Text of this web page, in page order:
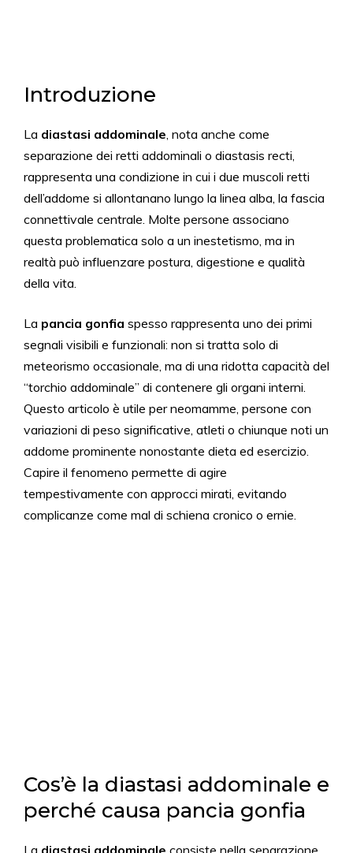
Introduzione
La diastasi addominale, nota anche come
separazione dei retti addominali o diastasis recti,
rappresenta una condizione in cui i due muscoli retti
dell’addome si allontanano lungo la linea alba, la fascia
connettivale centrale. Molte persone associano
questa problematica solo a un inestetismo, ma in
realtà può influenzare postura, digestione e qualità
della vita.
La pancia gonfia spesso rappresenta uno dei primi
segnali visibili e funzionali: non si tratta solo di
meteorismo occasionale, ma di una ridotta capacità del
“torchio addominale” di contenere gli organi interni.
Questo articolo è utile per neomamme, persone con
variazioni di peso significative, atleti o chiunque noti un
addome prominente nonostante dieta ed esercizio.
Capire il fenomeno permette di agire
tempestivamente con approcci mirati, evitando
complicanze come mal di schiena cronico o ernie.
Cos’è la diastasi addominale e
perché causa pancia gonfia
La diastasi addominale consiste nella separazione